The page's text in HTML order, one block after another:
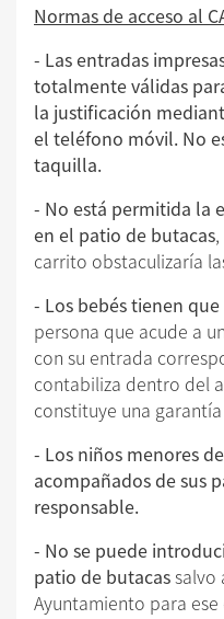
Normas de acceso al
- Las entradas
totalmente válidas
la justificación
el teléfono móvil. No
taquilla.
- No está permitida la
en el patio de butacas
carrito obstaculizaría
- Los bebés tienen
persona que acude a
con su entrada
contabiliza dentro del
constituye una
- Los niños menores
acompañados de sus
responsable.
- No se puede
patio de butacassalvo
Ayuntamiento para